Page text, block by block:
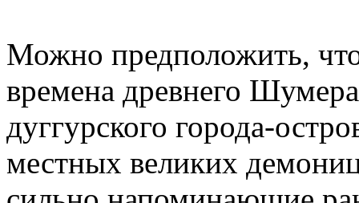
Можно предположить,
времена древнего
дуггурского города-
местных великих